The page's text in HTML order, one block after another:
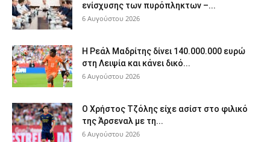
ενίσχυσης των πυρόπληκτων –...
6 Αυγούστου 2026
Η Ρεάλ Μαδρίτης δίνει 140.000.000 ευρώ
στη Λειψία και κάνει δικό...
6 Αυγούστου 2026
Ο Χρήστος Τζόλης είχε ασίστ στο φιλικό
της Άρσεναλ με τη...
6 Αυγούστου 2026